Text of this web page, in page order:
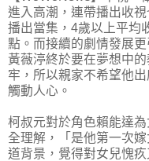
進入高潮，連帶播出收
播出當集，4歲以上平均
點。而接續的劇情發展
黃薇渟終於要在夢想中
牢，所以親家不希望他
觸動人心。
柯叔元對於角色賴能達
全理解，「是他第一次
道背景，覺得對女兒愧